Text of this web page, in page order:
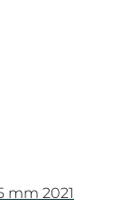
mm 2021